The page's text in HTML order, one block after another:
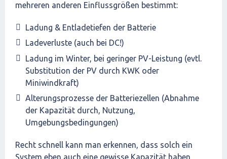
mehreren anderen Einflussgrößen bestimmt:
Ladung & Entladetiefen der Batterie
Ladeverluste (auch bei DC!)
Ladung im Winter, bei geringer PV-Leistung (evtl.
Substitution der PV durch KWK oder
Miniwindkraft)
Alterungsprozesse der Batteriezellen (Abnahme
der Kapazität durch, Nutzung,
Umgebungsbedingungen)
Recht schnell kann man erkennen, dass solch ein
System eben auch eine gewisse Kapazität haben